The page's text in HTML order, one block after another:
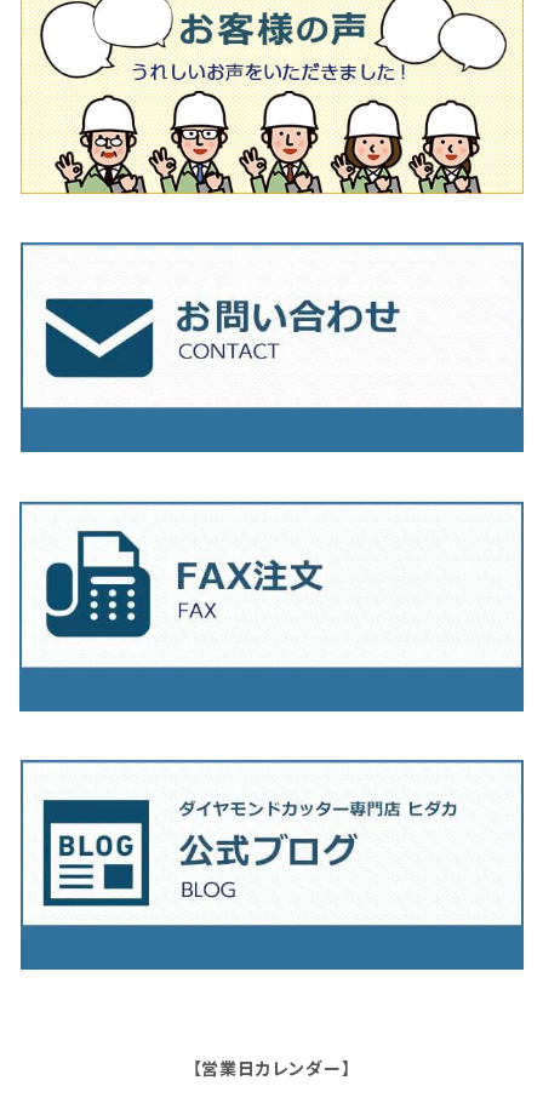
タイル針
タイル針
その他
オフセットタイプ（ハットタイプ
205ｍｍ（8インチ）
230mm（9インチ）
180mm（7インチ）
205mm（8インチ）
230mm（9インチ）
150ｍｍ（6インチ）
180ｍｍ（7インチ）
205mm（8インチ）
【営業日カレンダー】